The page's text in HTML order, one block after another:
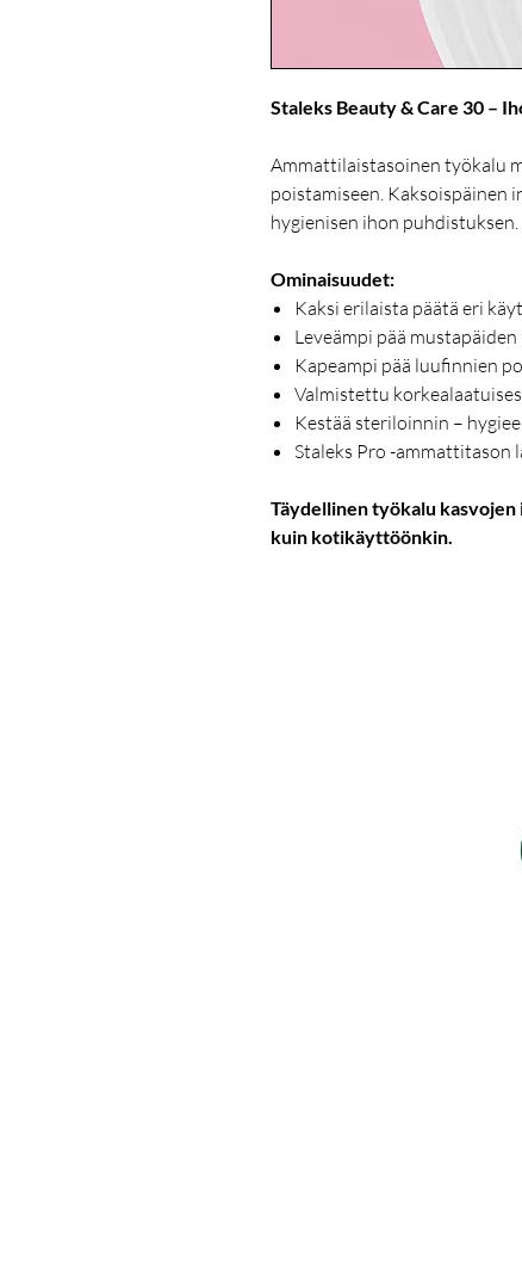
Staleks Beauty & Care 30 –
Ammattilaistasoinen työkalu
poistamiseen. Kaksoispäinen
hygienisen ihon puhdistuksen.
Ominaisuudet:
Kaksi erilaista päätä eri
Leveämpi pää
Kapeampi pää luufinnien
Valmistettu
Kestää steriloinnin –
Staleks Pro -ammattitason
Täydellinen työkalu
kuin kotikäyttöönkin.